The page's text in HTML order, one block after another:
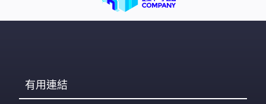
有用連結